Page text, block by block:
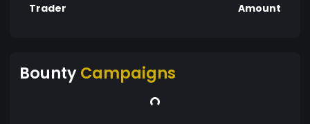
Trader Amount
BountyCampaigns